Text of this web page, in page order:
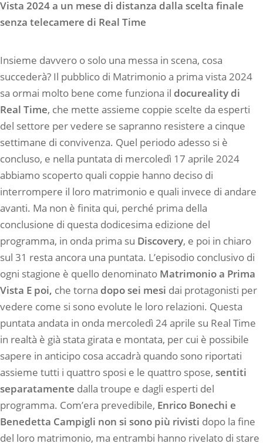
Vista 2024 a un mese di distanza dalla scelta finale
senza telecamere di Real Time
Insieme davvero o solo una messa in scena, cosa
succederà? Il pubblico di Matrimonio a prima vista 2024
sa ormai molto bene come funziona il docureality di
Real Time, che mette assieme coppie scelte da esperti
del settore per vedere se sapranno resistere a cinque
settimane di convivenza. Quel periodo adesso si è
concluso, e nella puntata di mercoledì 17 aprile 2024
abbiamo scoperto quali coppie hanno deciso di
interrompere il loro matrimonio e quali invece di andare
avanti. Ma non è finita qui, perché prima della
conclusione di questa dodicesima edizione del
programma, in onda prima su Discovery, e poi in chiaro
sul 31 resta ancora una puntata. L’episodio conclusivo di
ogni stagione è quello denominato Matrimonio a Prima
Vista E poi, che torna dopo sei mesi dai protagonisti per
vedere come si sono evolute le loro relazioni. Questa
puntata andata in onda mercoledì 24 aprile su Real Time
in realtà è già stata girata e montata, per cui è possibile
sapere in anticipo cosa accadrà quando sono riportati
assieme tutti i quattro sposi e le quattro spose, sentiti
separatamente dalla troupe e dagli esperti del
programma. Com’era prevedibile, Enrico Bonechi e
Benedetta Campigli non si sono più rivisti dopo la fine
del loro matrimonio, ma entrambi hanno rivelato di stare